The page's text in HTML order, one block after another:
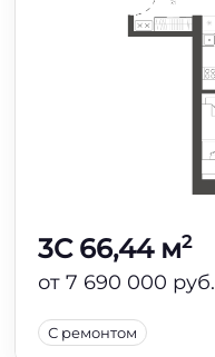
3C 66,44 м2
от 7 690 000 руб.
С ремонтом